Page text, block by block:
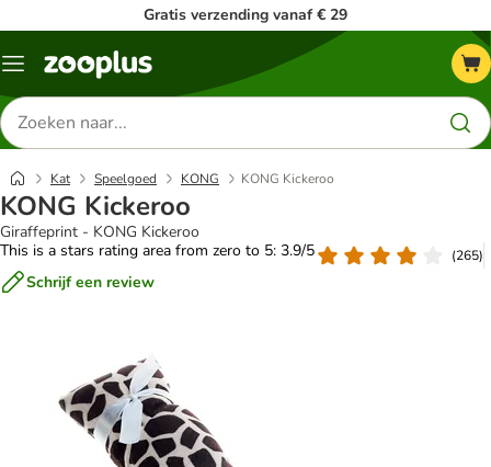
Gratis verzending vanaf € 29
Menu
Zoeken
naar
producten
Kat Speelgoed KONG KONG Kickeroo
KONG Kickeroo
Giraffeprint - KONG Kickeroo
This is a stars rating area from zero to 5: 3.9/5
(265)
Schrijf een review